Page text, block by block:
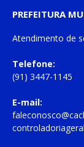
PREFEITURA
Atendimento de
Telefone:
(91) 3447-1145
E-mail: